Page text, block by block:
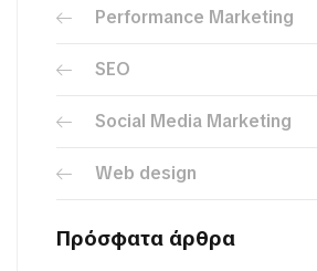
Performance Marketing
SEO
Social Media Marketing
Web design
Πρόσφατα άρθρα